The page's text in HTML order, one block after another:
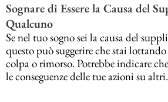
Sognare di Essere la Causa del
Qualcuno
Se nel tuo sogno sei la causa del
questo può suggerire che stai
colpa o rimorso. Potrebbe indicare
le conseguenze delle tue azioni su altri.